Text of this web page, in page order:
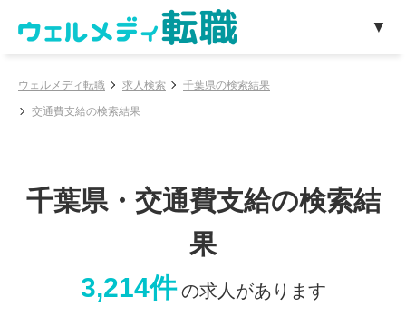
ウェルメディ転職 求人検索 千葉県の検索結果
交通費支給の検索結果
千葉県・交通費支給の検索結
果
3,214件 の求人があります